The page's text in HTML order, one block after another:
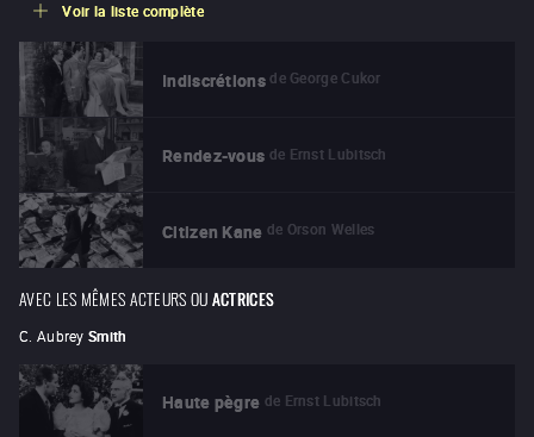
Voir la liste complète
Indiscrétions de George Cukor
Rendez-vous de Ernst Lubitsch
Citizen Kane de Orson Welles
AVEC LES MÊMES ACTEURS OUACTRICES
C. Aubrey Smith
Haute pègre de Ernst Lubitsch